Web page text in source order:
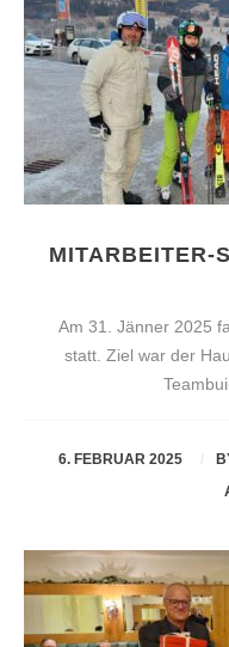
MITARBEITER-
Am 31. Jänner 2025
statt. Ziel war der
6. FEBRUAR 2025